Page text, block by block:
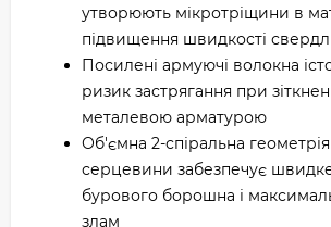
утворюють мікротріщини в
підвищення швидкості
Посилені армуючі волокна
ризик застрягання при
металевою арматурою
Об'ємна 2-спіральна
серцевини забезпечує
бурового борошна і
злам